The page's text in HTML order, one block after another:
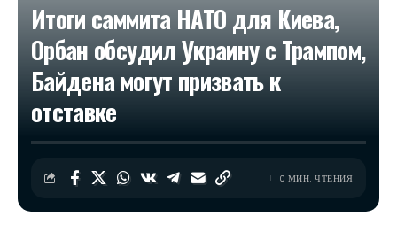
Итоги саммита НАТО для Киева,
Орбан обсудил Украину с Трампом,
Байдена могут призвать к
отставке
0 МИН. ЧТЕНИЯ